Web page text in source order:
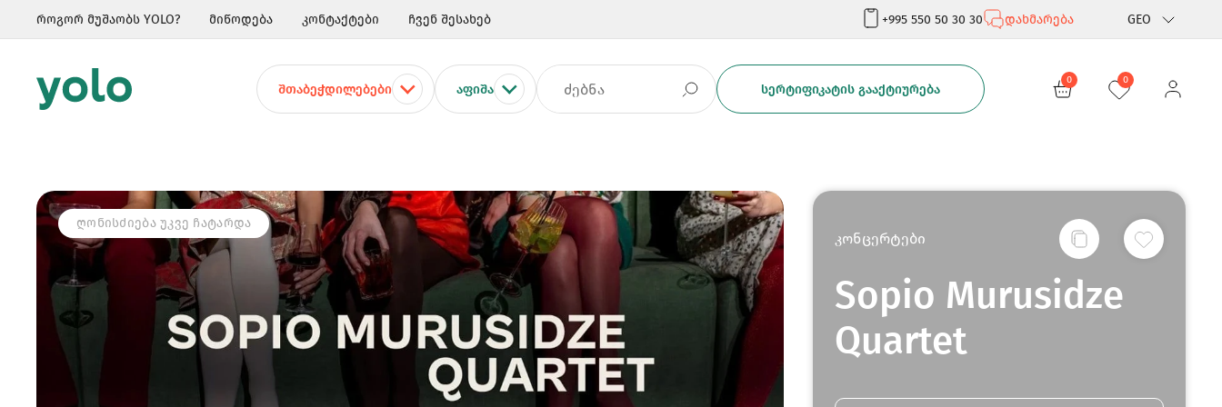
როგორ მუშაობს YOLO? მიწოდება კონტაქტები ჩვენ შესახებ +995 550 50 30 30 დახმარება GEO
Rus
ᲨᲗᲐᲑᲔᲭᲓᲘᲚᲔᲑᲔᲑᲘ ᲐᲤᲘᲨᲐ ᲡᲔᲠᲢᲘᲤᲘᲙᲐᲢᲘᲡ ᲒᲐᲐᲥᲢᲘᲣᲠᲔᲑᲐ
0 0
ᲦᲝᲜᲘᲡᲫᲘᲔᲑᲐ ᲣᲙᲕᲔ ᲩᲐᲢᲐᲠᲓᲐ
კონცერტები
Sopio Murusidze
Quartet